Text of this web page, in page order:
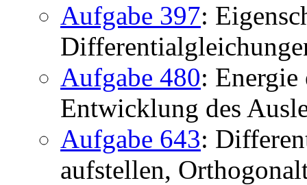
Aufgabe 397:
Aufgabe 480: Energie
Entwicklung des
Aufgabe 643:
aufstellen,